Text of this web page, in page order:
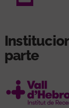
parte